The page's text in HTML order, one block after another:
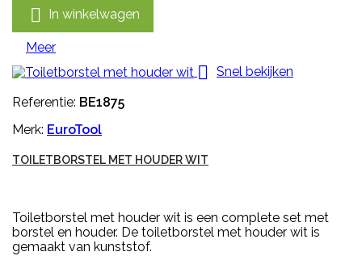
 In winkelwagen
Meer
 Snel bekijken
Referentie: BE1875
Merk: EuroTool
TOILETBORSTEL MET HOUDER WIT
Toiletborstel met houder wit is een complete set met
borstel en houder. De toiletborstel met houder wit is
gemaakt van kunststof.